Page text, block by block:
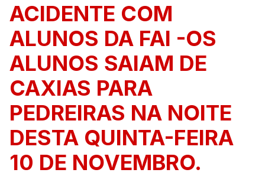
ACIDENTE COM
ALUNOS DA FAI -OS
ALUNOS SAIAM DE
CAXIAS PARA
PEDREIRAS NA NOITE
DESTA QUINTA-FEIRA
10 DE NOVEMBRO.